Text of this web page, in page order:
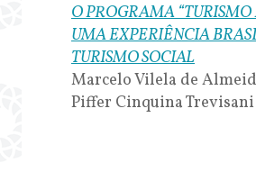
O PROGRAMA “TURISMO
UMA EXPERIÊNCIA
TURISMO SOCIAL
Marcelo Vilela de
Piffer Cinquina Trevisani